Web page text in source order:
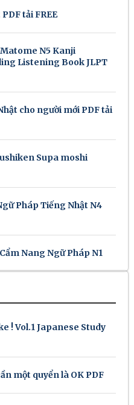
tải FREE
N5 Kanji
Listening Book JLPT
cho người mới PDF tải
Supa moshi
Pháp Tiếng Nhật N4
Nang Ngữ Pháp N1
! Vol.1 Japanese Study
một quyển là OK PDF